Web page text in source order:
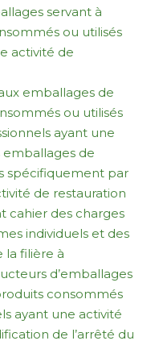
servant à
ou utilisés
activité de
emballages de
ou utilisés
ayant une
emballages de
spécifiquement par
de restauration
cahier des charges
individuels et des
la filière à
d’emballages
consommés
ayant une activité
de l’arrêté du